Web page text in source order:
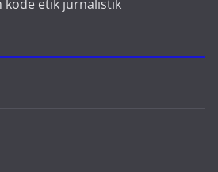
kode etik jurnalistik